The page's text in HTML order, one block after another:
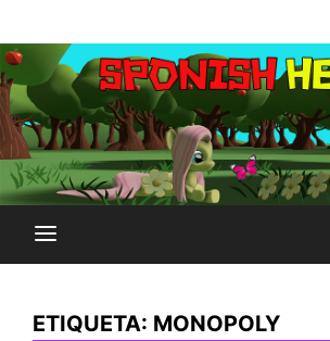
al
contenido
SPONISH
ETIQUETA: MONOPOLY